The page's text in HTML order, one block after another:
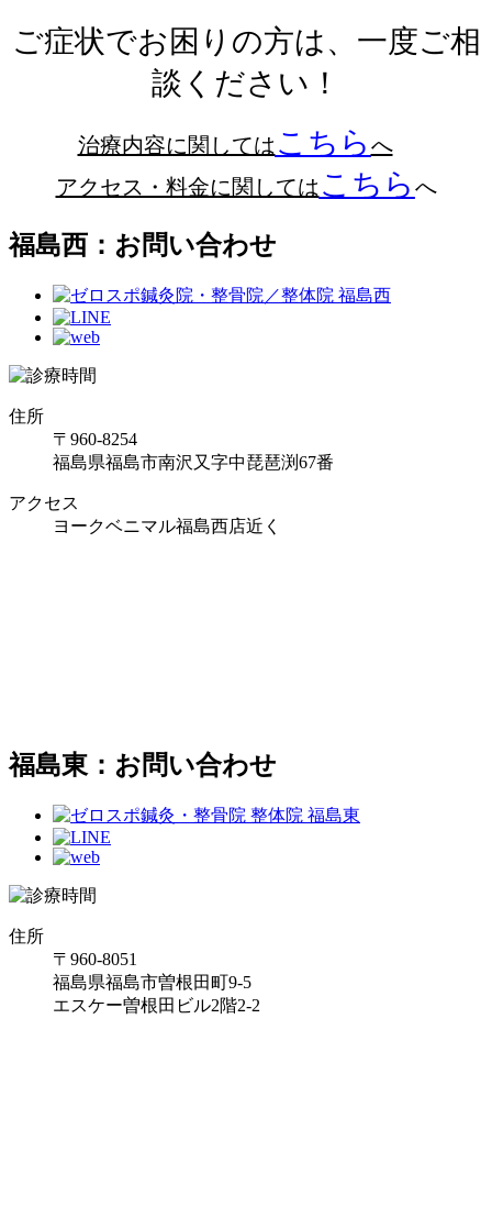
ご症状でお困りの方は、一度ご相
談ください！
治療内容に関しては こちら へ
アクセス・料金に関しては こちら へ
福島西：お問い合わせ
住所
〒960-8254
福島県福島市南沢又字中琵琶渕67番
アクセス
ヨークベニマル福島西店近く
福島東：お問い合わせ
住所
〒960-8051
福島県福島市曽根田町9-5
エスケー曽根田ビル2階2-2